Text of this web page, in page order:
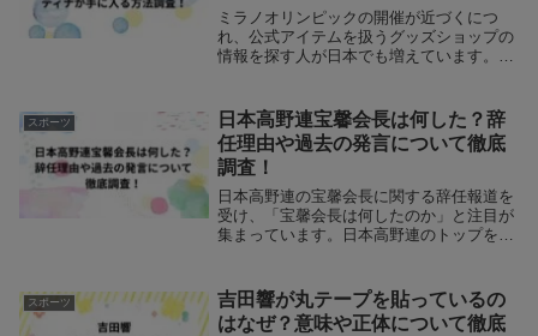
ミラノオリンピックの開催が近づくにつ
れ、公式アイテムを扱うグッズショップの
情報を探す人が日本でも増えています。ミ
ズショップを利用すればよいのかは気にな
るポイントです...
スポーツ
日本高野連宝馨会長は何した？辞
任理由や過去の発言について徹底
調査！
日本高野連の宝馨会長に関する辞任報道を
受け、「宝馨会長は何したのか」と注目が
集まっています。日本高野連のトップを務
辞任理由や背景を知りたいという関心が高
まっています...
スポーツ
吉田響が丸テープを貼っているの
はなぜ？意味や正体について徹底